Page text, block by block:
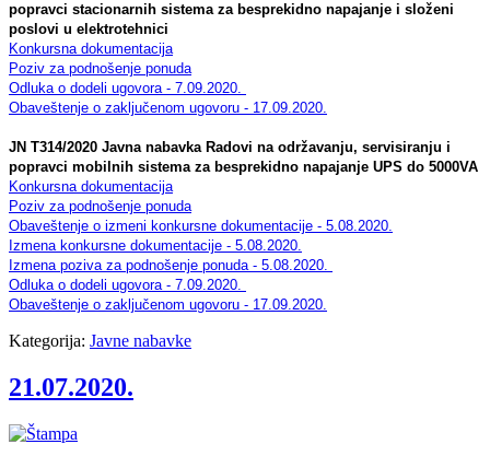
popravci stacionarnih sistema za besprekidno napajanje i složeni
poslovi u elektrotehnici
Konkursna dokumentacija
Poziv za podnošenje ponuda
Odluka o dodeli ugovora - 7.09.2020.
Obaveštenje o zaključenom ugovoru - 17.09.2020.
JN T314/2020 Javna nabavka Radovi na održavanju, servisiranju i
popravci mobilnih sistema za besprekidno napajanje UPS do 5000VA
Konkursna dokumentacija
Poziv za podnošenje ponuda
Obaveštenje o izmeni konkursne dokumentacije - 5.08.2020.
Izmena konkursne dokumentacije - 5.08.2020.
Izmena poziva za podnošenje ponuda - 5.08.2020.
Odluka o dodeli ugovora - 7.09.2020.
Obaveštenje o zaključenom ugovoru - 17.09.2020.
Kategorija: Javne nabavke
21.07.2020.